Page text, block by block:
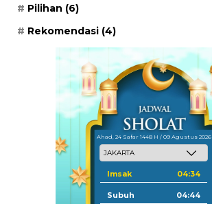
Pilihan (6)
Rekomendasi (4)
Ahad, 24 Safar 1448 H / 09 Agustus 2026
Imsak 04:34
Subuh 04:44